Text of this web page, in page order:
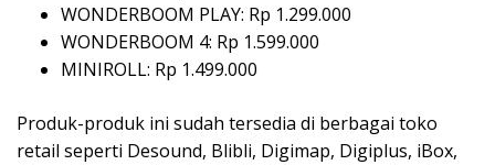
WONDERBOOM PLAY: Rp 1.299.000
WONDERBOOM 4: Rp 1.599.000
MINIROLL: Rp 1.499.000
Produk-produk ini sudah tersedia di berbagai toko
retail seperti Desound, Blibli, Digimap, Digiplus, iBox,